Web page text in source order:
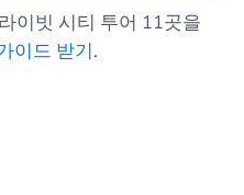
이빗 시티 투어 11곳을
이드 받기.